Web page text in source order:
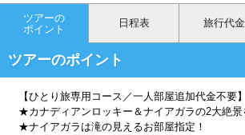
ツアーの
ポイント
日程表 旅行代金
ツアーのポイント
【ひとり旅専用コース／一人部屋追加代金不要】
★カナディアンロッキー＆ナイアガラの2大絶景
★ナイアガラは滝の見えるお部屋指定！